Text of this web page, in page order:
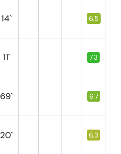
14` 6.5
11` 7.3
69` 6.7
20` 6.3